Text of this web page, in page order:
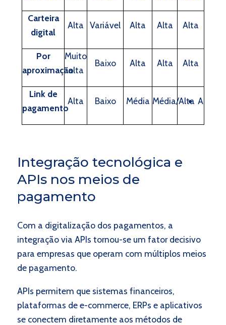
Carteira
digital
Alta Variável Alta Alta Alta
Por
aproximação
Muito
alta
Baixo Alta Alta Alta
Link de
pagamento
Alta Baixo Média Média/Alta Alta
Integração tecnológica e
APIs nos meios de
pagamento
Com a digitalização dos pagamentos, a
integração via APIs tornou-se um fator decisivo
para empresas que operam com múltiplos meios
de pagamento.
APIs permitem que sistemas financeiros,
plataformas de e-commerce, ERPs e aplicativos
se conectem diretamente aos métodos de